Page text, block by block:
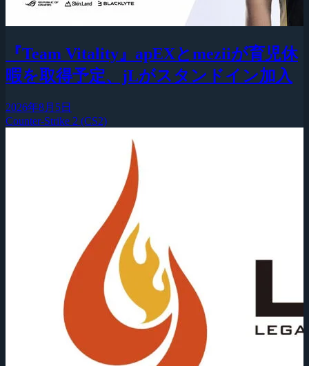
『Team Vitality』apEXとmeziiが育児休
暇を取得予定、jLがスタンドイン加入
2026年8月5日
Counter-Strike 2 (CS2)